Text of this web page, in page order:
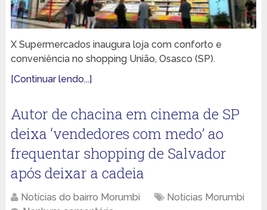
X Supermercados inaugura loja com conforto e
conveniência no shopping União, Osasco (SP).
[Continuar lendo...]
Autor de chacina em cinema de SP
deixa ‘vendedores com medo’ ao
frequentar shopping de Salvador
após deixar a cadeia
Notícias do bairro Morumbi
Notícias Morumbi